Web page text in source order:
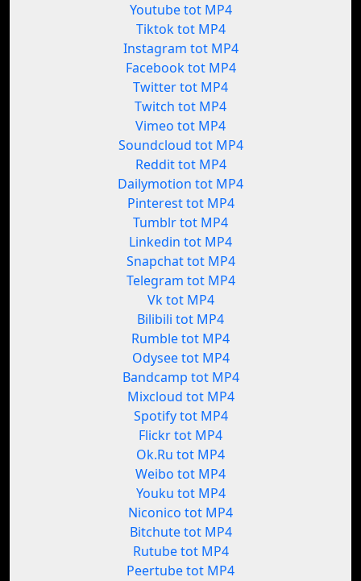
Youtube tot MP4
Tiktok tot MP4
Instagram tot MP4
Facebook tot MP4
Twitter tot MP4
Twitch tot MP4
Vimeo tot MP4
Soundcloud tot MP4
Reddit tot MP4
Dailymotion tot MP4
Pinterest tot MP4
Tumblr tot MP4
Linkedin tot MP4
Snapchat tot MP4
Telegram tot MP4
Vk tot MP4
Bilibili tot MP4
Rumble tot MP4
Odysee tot MP4
Bandcamp tot MP4
Mixcloud tot MP4
Spotify tot MP4
Flickr tot MP4
Ok.Ru tot MP4
Weibo tot MP4
Youku tot MP4
Niconico tot MP4
Bitchute tot MP4
Rutube tot MP4
Peertube tot MP4